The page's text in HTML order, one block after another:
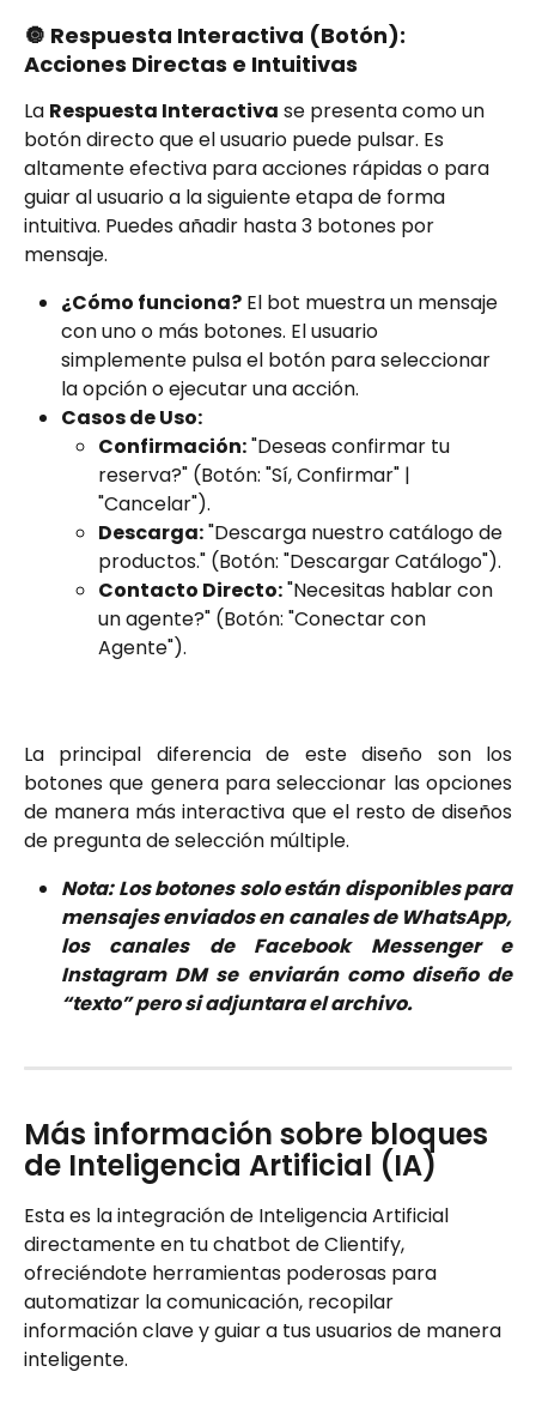
🔘 Respuesta Interactiva (Botón):
Acciones Directas e Intuitivas
La Respuesta Interactiva se presenta como un
botón directo que el usuario puede pulsar. Es
altamente efectiva para acciones rápidas o para
guiar al usuario a la siguiente etapa de forma
intuitiva. Puedes añadir hasta 3 botones por
mensaje.
¿Cómo funciona? El bot muestra un mensaje
con uno o más botones. El usuario
simplemente pulsa el botón para seleccionar
la opción o ejecutar una acción.
Casos de Uso:
Confirmación: "Deseas confirmar tu
reserva?" (Botón: "Sí, Confirmar" |
"Cancelar").
Descarga: "Descarga nuestro catálogo de
productos." (Botón: "Descargar Catálogo").
Contacto Directo: "Necesitas hablar con
un agente?" (Botón: "Conectar con
Agente").
La principal diferencia de este diseño son los
botones que genera para seleccionar las opciones
de manera más interactiva que el resto de diseños
de pregunta de selección múltiple.
Nota: Los botones solo están disponibles para
mensajes enviados en canales de WhatsApp,
los canales de Facebook Messenger e
Instagram DM se enviarán como diseño de
“texto” pero si adjuntara el archivo.
Más información sobre bloques
de Inteligencia Artificial (IA)
Esta es la integración de Inteligencia Artificial
directamente en tu chatbot de Clientify,
ofreciéndote herramientas poderosas para
automatizar la comunicación, recopilar
información clave y guiar a tus usuarios de manera
inteligente.